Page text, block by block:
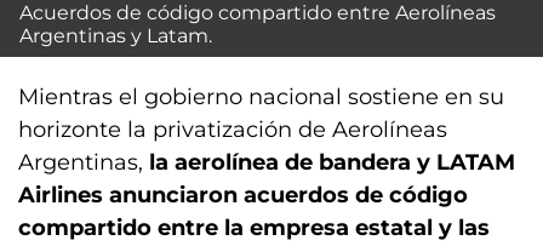
Acuerdos de código compartido entre Aerolíneas
Argentinas y Latam.
Mientras el gobierno nacional sostiene en su
horizonte la privatización de Aerolíneas
Argentinas, la aerolínea de bandera y LATAM
Airlines anunciaron acuerdos de código
compartido entre la empresa estatal y las